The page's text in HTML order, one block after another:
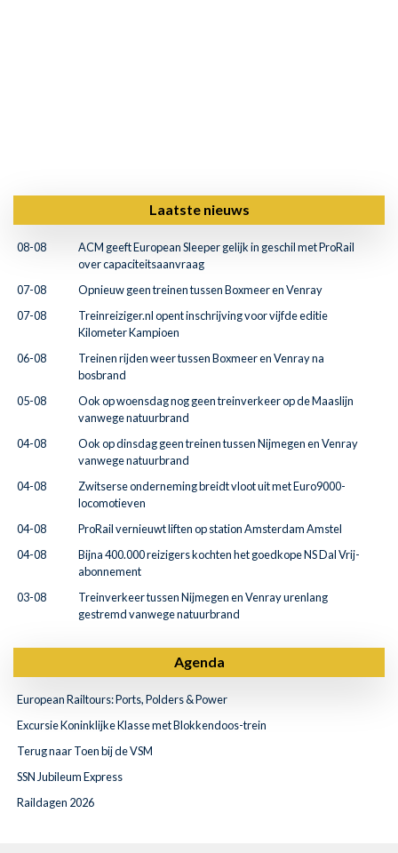
Laatste nieuws
08-08
ACM geeft European Sleeper gelijk in geschil met ProRail
over capaciteitsaanvraag
07-08
Opnieuw geen treinen tussen Boxmeer en Venray
07-08
Treinreiziger.nl opent inschrijving voor vijfde editie
Kilometer Kampioen
06-08
Treinen rijden weer tussen Boxmeer en Venray na
bosbrand
05-08
Ook op woensdag nog geen treinverkeer op de Maaslijn
vanwege natuurbrand
04-08
Ook op dinsdag geen treinen tussen Nijmegen en Venray
vanwege natuurbrand
04-08
Zwitserse onderneming breidt vloot uit met Euro9000-
locomotieven
04-08
ProRail vernieuwt liften op station Amsterdam Amstel
04-08
Bijna 400.000 reizigers kochten het goedkope NS Dal Vrij-
abonnement
03-08
Treinverkeer tussen Nijmegen en Venray urenlang
gestremd vanwege natuurbrand
Agenda
European Railtours: Ports, Polders & Power
Excursie Koninklijke Klasse met Blokkendoos-trein
Terug naar Toen bij de VSM
SSN Jubileum Express
Raildagen 2026